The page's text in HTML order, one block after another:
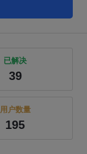
已解决
39
用户数量
195